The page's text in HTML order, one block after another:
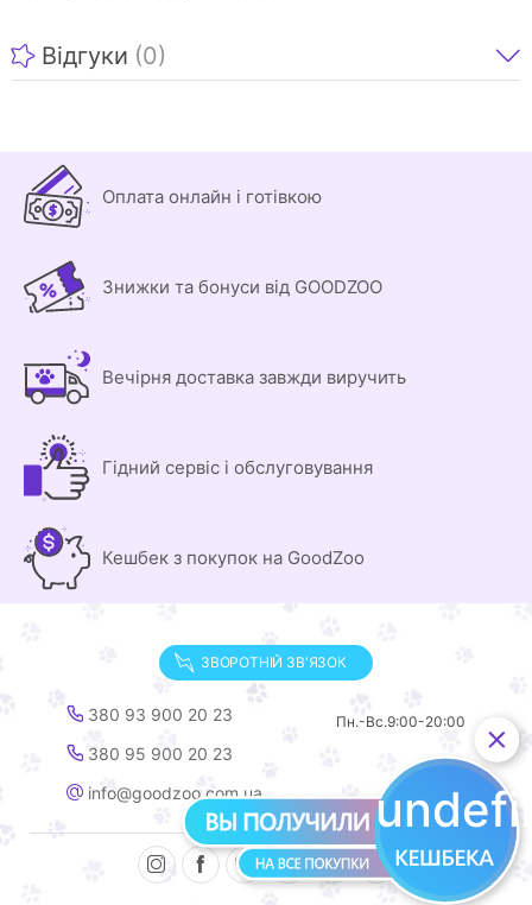
Відгуки (0)
Оплата онлайн і готівкою
Знижки та бонуси від GOODZOO
Вечірня доставка завжди виручить
Гідний сервіс і обслуговування
Кешбек з покупок на GoodZoo
ЗВОРОТНІЙ ЗВ'ЯЗОК
380 93 900 20 23
380 95 900 20 23
info@goodzoo.com.ua
Пн.-Вс.9:00-20:00